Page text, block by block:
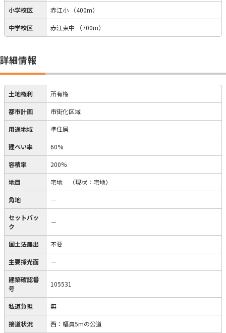
小学校区 赤江小 （400m）
中学校区 赤江東中 （700m）
詳細情報
土地権利 所有権
都市計画 市街化区域
用途地域 準住居
建ぺい率 60%
容積率 200%
地目 宅地 （現状：宅地）
角地 －
セットバッ
ク
－
国土法届出 不要
主要採光面 －
建築確認番
号
105531
私道負担 無
接道状況 西：幅員5mの公道